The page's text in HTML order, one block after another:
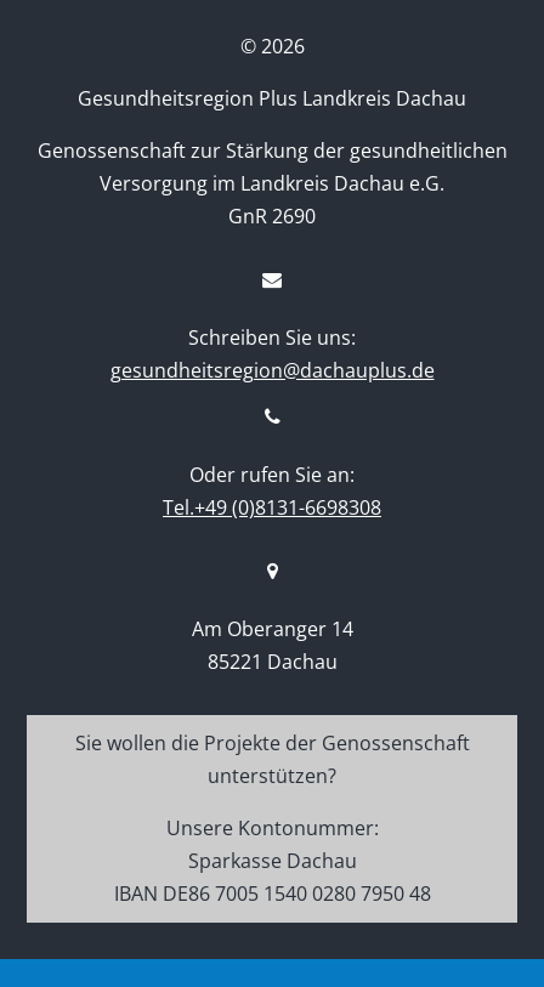
©2026
Gesundheitsregion Plus Landkreis Dachau
Genossenschaft zur Stärkung der gesundheitlichen
Versorgung im Landkreis Dachau e.G.
GnR 2690
Schreiben Sie uns:
gesundheitsregion@dachauplus.de
Oder rufen Sie an:
Tel.+49 (0)8131-6698308
Am Oberanger 14
85221 Dachau
Sie wollen die Projekte der Genossenschaft
unterstützen?
Unsere Kontonummer:
Sparkasse Dachau
IBAN DE86 7005 1540 0280 7950 48